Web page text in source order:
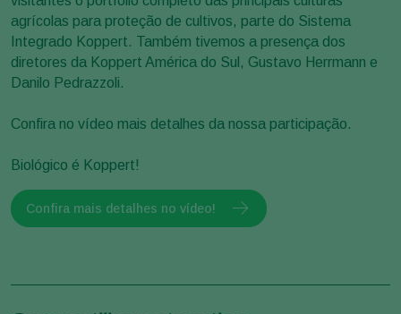
agrícolas para proteção de cultivos, parte do Sistema
Integrado Koppert. Também tivemos a presença dos
diretores da Koppert América do Sul, Gustavo Herrmann e
Danilo Pedrazzoli.
Confira no vídeo mais detalhes da nossa participação.
Biológico é Koppert!
Confira mais detalhes no vídeo!